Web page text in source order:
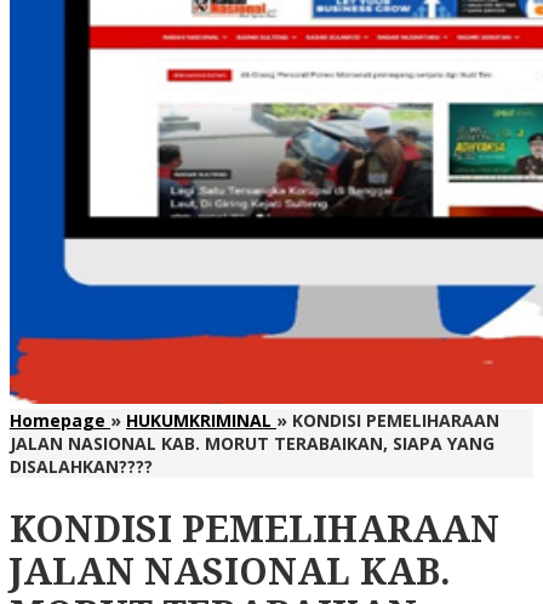
Homepage » HUKUMKRIMINAL » KONDISI PEMELIHARAAN
JALAN NASIONAL KAB. MORUT TERABAIKAN, SIAPA YANG
DISALAHKAN????
KONDISI PEMELIHARAAN
JALAN NASIONAL KAB.